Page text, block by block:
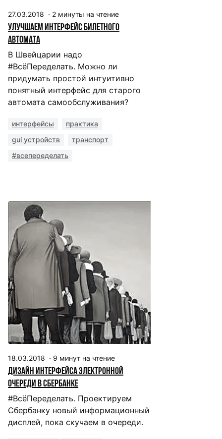
27.03.2018 · 2 минуты на чтение
Улучшаем интерфейс билетного
автомата
В Швейцарии надо
#ВсёПеределать. Можно ли
придумать простой интуитивно
понятный интерфейс для старого
автомата самообслуживания?
интерфейсы
практика
gui устройств
транспорт
#всепеределать
18.03.2018 · 9 минут на чтение
Дизайн интерфейса электронной
очереди в Сбербанке
#ВсёПеределать. Проектируем
Сбербанку новый информационный
дисплей, пока скучаем в очереди.